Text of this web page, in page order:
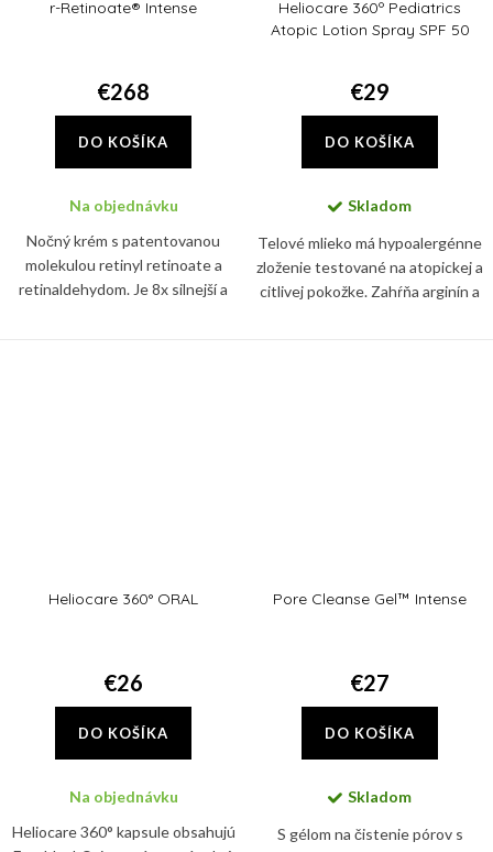
r-Retinoate® Intense
€268
DO KOŠÍKA
Na objednávku
Nočný krém s patentovanou
molekulou retinyl retinoate a
retinaldehydom. Je 8x silnejší a
Heliocare 360º Pediatrics
Atopic Lotion Spray SPF 50
€29
DO KOŠÍKA
Skladom
Telové mlieko má hypoalergénne
zloženie testované na atopickej a
citlivej pokožke. Zahŕňa arginín a
Heliocare 360° ORAL
€26
DO KOŠÍKA
Na objednávku
Heliocare 360° kapsule obsahujú
Pore Cleanse Gel™ Intense
€27
DO KOŠÍKA
Skladom
S gélom na čistenie pórov s